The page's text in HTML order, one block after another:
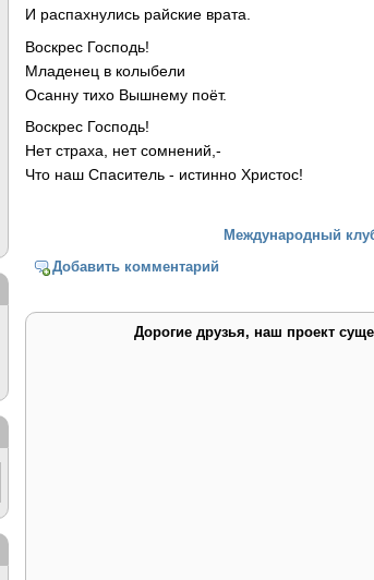
И распахнулись райские врата.
Воскрес Господь!
Младенец в колыбели
Осанну тихо Вышнему поёт.
Воскрес Господь!
Нет страха, нет сомнений,-
Что наш Спаситель - истинно Христос!
Международный
Добавить комментарий
Дорогие друзья, наш проект